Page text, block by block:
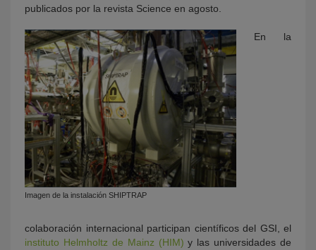
publicados por la revista Science en agosto.
Imagen de la instalación SHIPTRAP
En la
colaboración internacional participan científicos del GSI, el
instituto Helmholtz de Mainz (HIM) y las universidades de